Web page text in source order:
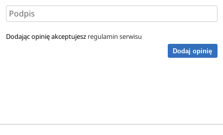
Dodając opinię akceptujesz regulamin serwisu
Dodaj opinię